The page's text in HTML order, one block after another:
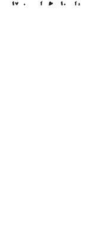
فاريزا وڭعارسىنوۆا